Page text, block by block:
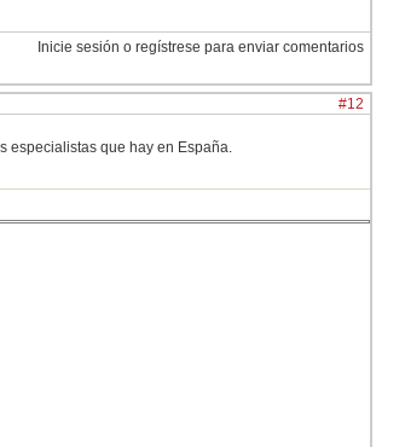
Inicie sesión o regístrese para enviar comentarios
#12
especialistas que hay en España.